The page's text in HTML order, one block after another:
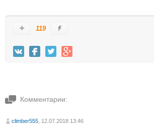
119
Комментарии:
climber555 , 12.07.2018 13:46